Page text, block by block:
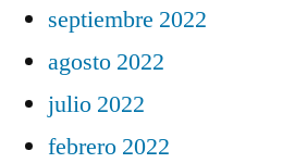
septiembre 2022
agosto 2022
julio 2022
febrero 2022